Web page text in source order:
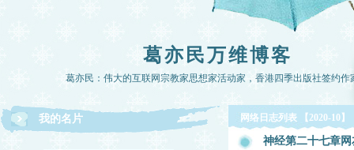
葛亦民万维博客
葛亦民：伟大的互联网宗教家思想家活动家，香港四季出版社签约作
我的名片 网络日志列表 【2020-10】
神经第二十七章网